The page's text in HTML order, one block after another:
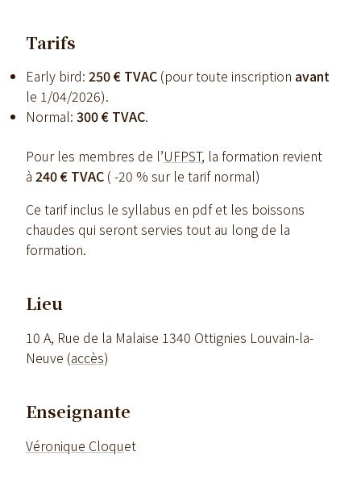
Tarifs
Early bird: 250 € TVAC (pour toute inscription avant
le 1/04/2026).
Normal: 300 € TVAC.
Pour les membres de l’UFPST, la formation revient
à 240 € TVAC ( -20 % sur le tarif normal)
Ce tarif inclus le syllabus en pdf et les boissons
chaudes qui seront servies tout au long de la
formation.
Lieu
10 A, Rue de la Malaise 1340 Ottignies Louvain-la-
Neuve (accès)
Enseignante
Véronique Cloquet